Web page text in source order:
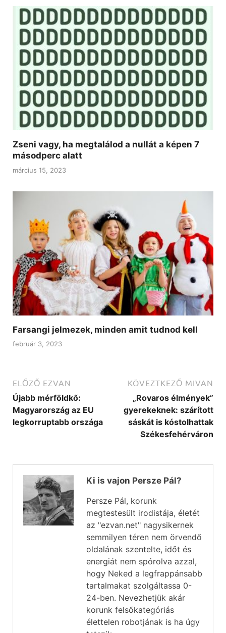
Zseni vagy, ha megtalálod a nullát a képen 7
másodperc alatt
március 15, 2023
Farsangi jelmezek, minden amit tudnod kell
február 3, 2023
ELŐZŐ EZVAN
Újabb mérföldkő:
Magyarország az EU
legkorruptabb országa
KÖVEZTKEZŐ MIVAN
„Rovaros élmények”
gyerekeknek: szárított
sáskát is kóstolhattak
Székesfehérváron
Ki is vajon Persze Pál?
Persze Pál, korunk
megtestesült irodistája, életét
az "ezvan.net" nagysikernek
semmilyen téren nem örvendő
oldalának szentelte, időt és
energiát nem spórolva azzal,
hogy Neked a legfrappánsabb
tartalmakat szolgáltassa 0-
24-ben. Nevezhetjük akár
korunk felsőkategóriás
élettelen robotjának is ha úgy